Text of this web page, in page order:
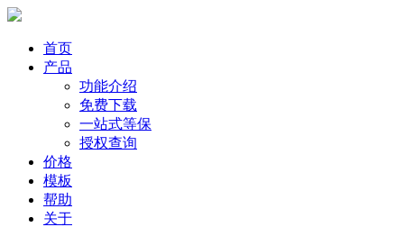
首页
产品
功能介绍
免费下载
一站式等保
授权查询
价格
模板
帮助
关于